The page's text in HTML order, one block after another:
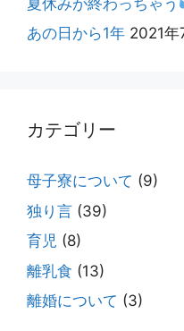
あの日から1年 2021年
カテゴリー
母子寮について (9)
独り言 (39)
育児 (8)
離乳食 (13)
離婚について (3)